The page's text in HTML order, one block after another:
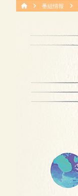
番組情報